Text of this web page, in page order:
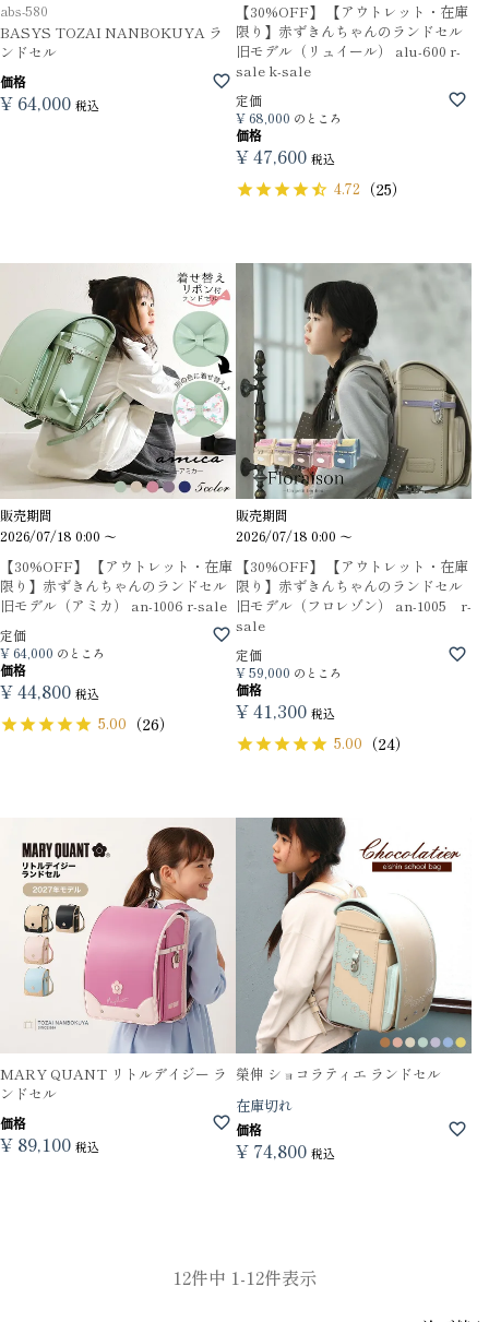
abs-580
BASYS TOZAI NANBOKUYA ラ
ンドセル
価格
¥ 64,000 税込
【30%OFF】 【アウトレット・在庫
限り】赤ずきんちゃんのランドセル
旧モデル（リュイール） alu-600 r-
sale k-sale
定価
¥68,000 のところ
価格
¥47,600 税込
4.72 （25）
販売期間
2026/07/18 0:00 〜
【30%OFF】 【アウトレット・在庫
限り】赤ずきんちゃんのランドセル
旧モデル（アミカ） an-1006 r-sale
定価
¥64,000 のところ
価格
¥44,800 税込
5.00 （26）
販売期間
2026/07/18 0:00 〜
【30%OFF】 【アウトレット・在庫
限り】赤ずきんちゃんのランドセル
旧モデル（フロレゾン） an-1005 r-
sale
定価
¥59,000 のところ
価格
¥41,300 税込
5.00 （24）
MARY QUANT リトルデイジー ラ
ンドセル
価格
¥ 89,100 税込
榮伸 ショコラティエ ランドセル
在庫切れ
価格
¥ 74,800 税込
12件中 1-12件表示